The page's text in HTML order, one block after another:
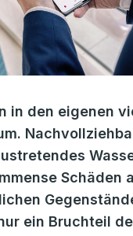
in den eigenen
Schäden
ein Bruchteil